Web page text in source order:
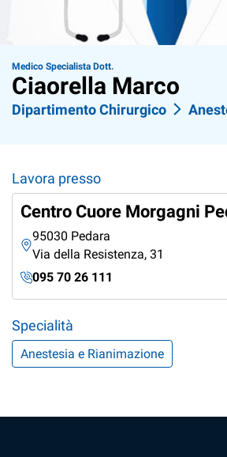
Medico Specialista Dott.
Ciaorella Marco
Dipartimento Chirurgico
Lavora presso
Centro Cuore Morgagni
95030 Pedara
Via della Resistenza, 31
095 70 26 111
Specialità
Anestesia e Rianimazione